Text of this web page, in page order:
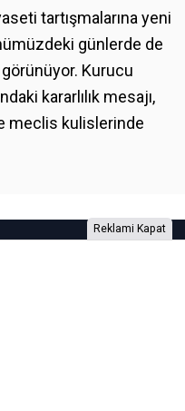
tartışmalarına yeni
günlerde de
Kurucu
kararlılık mesajı,
meclis kulislerinde
Reklami Kapat